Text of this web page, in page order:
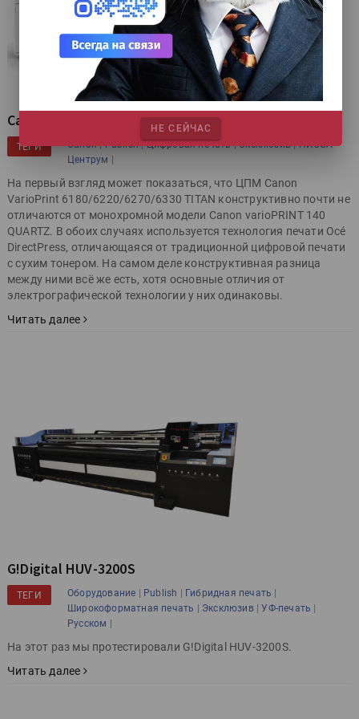
Canon VarioPrint 6180 6220 6270 6330 TITAN
ТЕГИ Canon|Publish|Цифровая печать|Эксклюзив|НИССА
Центрум |
На первый взгляд может показаться, что ЦПМ Canon
VarioPrint 6180/6220/6270/6330 TITAN конструктивно почти не
отличаются от монохромной модели Canon varioPRINT 140
QUARTZ. В обоих случаях используется технология печати Océ
DirectPress, отличающаяся от традиционной цифровой печати
с сухим тонером. На самом деле конструктивная разница
между ними всё же есть, хотя основные отличия от
электрографической технологии у них одинаковы.
Читать далее
G!Digital HUV-3200S
ТЕГИ Оборудование | Publish | Гибридная печать |
Широкоформатная печать | Эксклюзив |УФ-печать |
Русском |
На этот раз мы протестировали G!Digital HUV-3200S.
Читать далее
НЕ СЕЙЧАС